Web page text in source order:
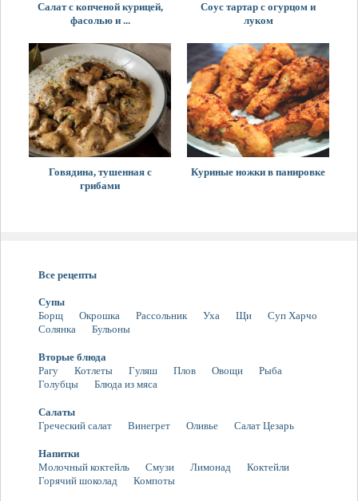
Салат с копченой курицей,
фасолью и ...
Соус тартар с огурцом и
луком
Говядина, тушенная с
грибами
Куриные ножки в панировке
Все рецепты
Супы
Борщ
Окрошка Рассольник Уха Щи
Суп Харчо
Солянка
Бульоны
Вторые блюда
Рагу
Котлеты Гуляш Плов Овощи
Рыба
Голубцы
Блюда из мяса
Салаты
Греческий салат
Винегрет Оливье Салат Цезарь
Напитки
Молочный коктейль
Смузи Лимонад
Коктейли
Горячий шоколад
Компоты